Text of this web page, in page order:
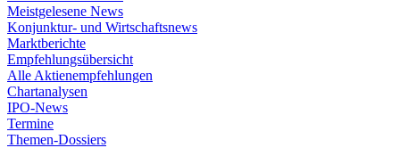
Meistgelesene News
Konjunktur- und Wirtschaftsnews
Marktberichte
Empfehlungsübersicht
Alle Aktienempfehlungen
Chartanalysen
IPO-News
Termine
Themen-Dossiers